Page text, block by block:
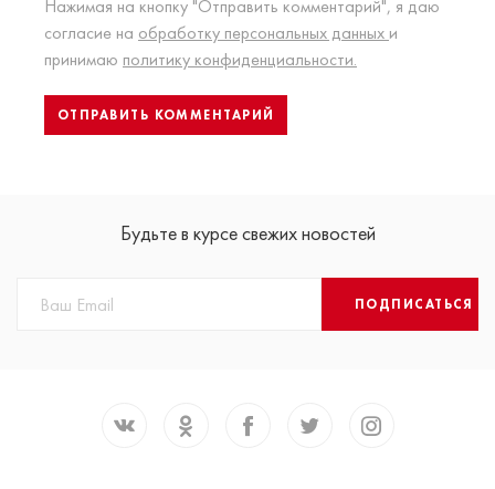
Нажимая на кнопку "Отправить комментарий", я даю
согласие на обработку персональных данных и
принимаю политику конфиденциальности.
Будьте в курсе свежих новостей
ПОДПИСАТЬСЯ